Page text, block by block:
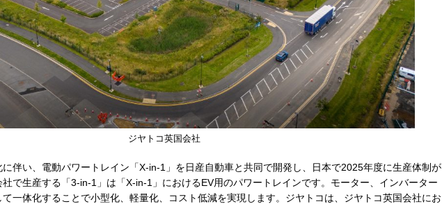
ジヤトコ英国会社
伴い、電動パワートレイン「X-in-1」を日産自動車と共同で開発し、日本で2025年度に生産体制が
で生産する「3-in-1」は「X-in-1」におけるEV用のパワートレインです。モーター、インバーター
一体化することで小型化、軽量化、コスト低減を実現します。ジヤトコは、ジヤトコ英国会社にお